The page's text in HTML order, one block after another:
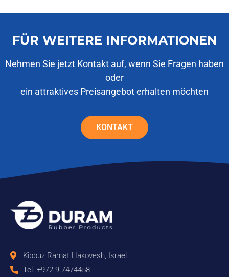
FÜR WEITERE INFORMATIONEN
Nehmen Sie jetzt Kontakt auf, wenn Sie Fragen haben
oder
ein attraktives Preisangebot erhalten möchten
KONTAKT
Kibbuz Ramat Hakovesh, Israel
Tel. +972-9-7474458